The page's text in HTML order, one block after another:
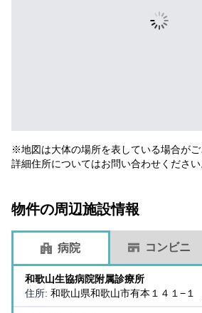
※地図は大体の場所を表している場合がご
詳細住所についてはお問い合わせください
物件の周辺施設情報
病院 コンビニ
和歌山生協病院附属診療所
住所: 和歌山県和歌山市有本１４１−１